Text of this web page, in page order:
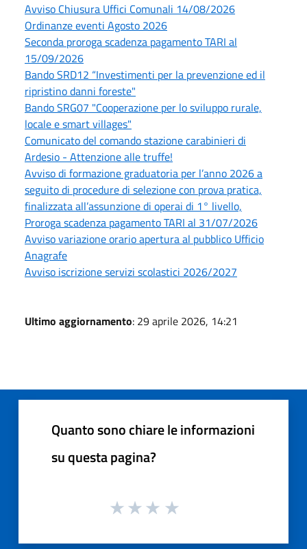
Avviso Chiusura Uffici Comunali 14/08/2026
Ordinanze eventi Agosto 2026
Seconda proroga scadenza pagamento TARI al
15/09/2026
Bando SRD12 “Investimenti per la prevenzione ed il
ripristino danni foreste"
Bando SRG07 "Cooperazione per lo sviluppo rurale,
locale e smart villages"
Comunicato del comando stazione carabinieri di
Ardesio - Attenzione alle truffe!
Avviso di formazione graduatoria per l’anno 2026 a
seguito di procedure di selezione con prova pratica,
finalizzata all’assunzione di operai di 1° livello,
Proroga scadenza pagamento TARI al 31/07/2026
Avviso variazione orario apertura al pubblico Ufficio
Anagrafe
Avviso iscrizione servizi scolastici 2026/2027
Ultimo aggiornamento: 29 aprile 2026, 14:21
Quanto sono chiare le informazioni
su questa pagina?